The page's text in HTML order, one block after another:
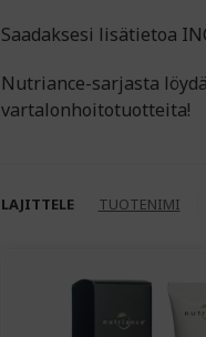
Saadaksesi lisätietoa
Nutriance-sarjasta
vartalonhoitotuotteita!
LAJITTELE TUOTENIMI